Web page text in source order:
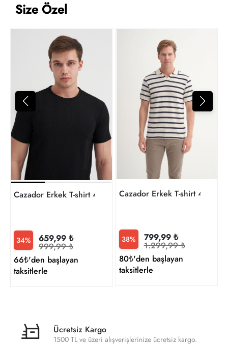
Size Özel
Cazador Erkek T-shirt 41770
34% 659,99 ₺
999,99 ₺
66₺'den başlayan
taksitlerle
Cazador Erkek T-shirt 44020
38% 799,99 ₺
1.299,99 ₺
80₺'den başlayan
taksitlerle
Ücretsiz Kargo
1500 TL ve üzeri alışverişlerinize ücretsiz kargo.